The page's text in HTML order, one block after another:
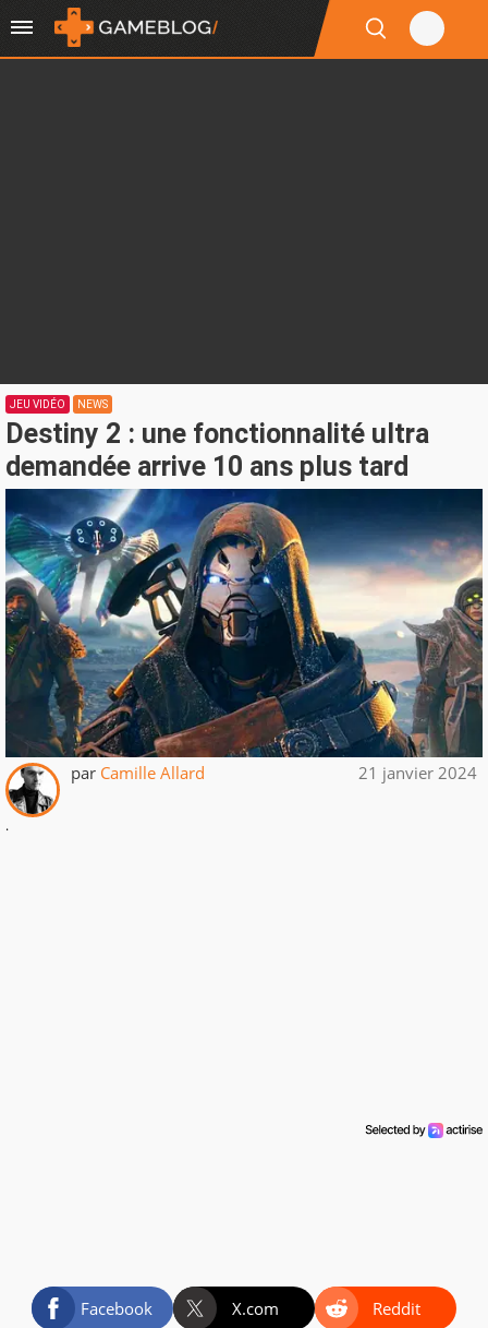
JEU VIDÉO NEWS
Destiny 2 : une fonctionnalité ultra
demandée arrive 10 ans plus tard
par Camille Allard 21 janvier 2024
.
Facebook X.com
Reddit